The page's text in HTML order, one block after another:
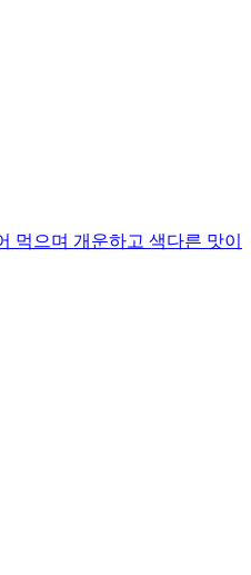
먹으며 개운하고 색다른 맛이